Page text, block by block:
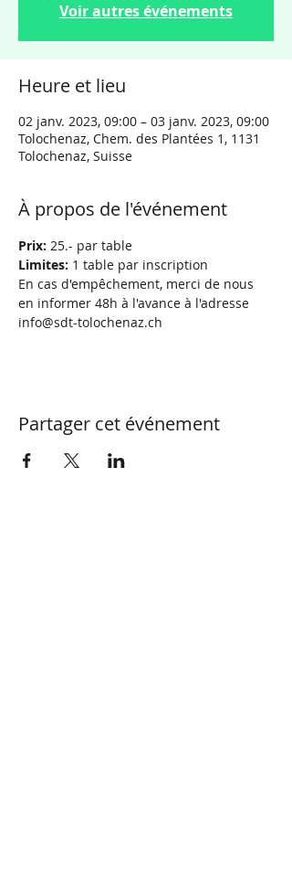
Voir autres événements
Heure et lieu
02 janv. 2023, 09:00 – 03 janv. 2023, 09:00
Tolochenaz, Chem. des Plantées 1, 1131
Tolochenaz, Suisse
À propos de l'événement
Prix: 25.- par table
Limites: 1 table par inscription
En cas d'empêchement, merci de nous
en informer 48h à l'avance à l'adresse
info@sdt-tolochenaz.ch
Partager cet événement